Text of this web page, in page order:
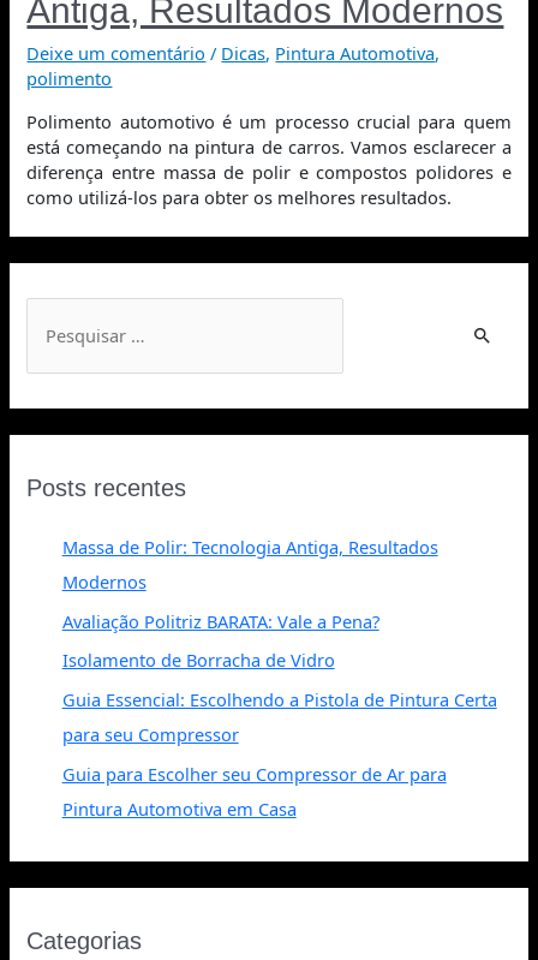
Antiga, Resultados Modernos
Deixe um comentário / Dicas, Pintura Automotiva,
polimento
Polimento automotivo é um processo crucial para quem
está começando na pintura de carros. Vamos esclarecer a
diferença entre massa de polir e compostos polidores e
como utilizá-los para obter os melhores resultados.
Posts recentes
Massa de Polir: Tecnologia Antiga, Resultados
Modernos
Avaliação Politriz BARATA: Vale a Pena?
Isolamento de Borracha de Vidro
Guia Essencial: Escolhendo a Pistola de Pintura Certa
para seu Compressor
Guia para Escolher seu Compressor de Ar para
Pintura Automotiva em Casa
Categorias